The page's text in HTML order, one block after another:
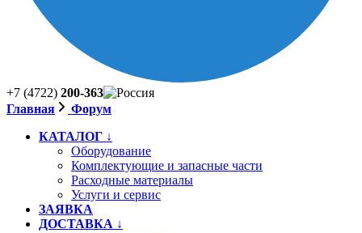
+7 (4722) 200-363
Главная
Форум
КАТАЛОГ ↓
Оборудование
Комплектующие и запасные части
Расходные материалы
Услуги и сервис
ЗАЯВКА
ДОСТАВКА ↓